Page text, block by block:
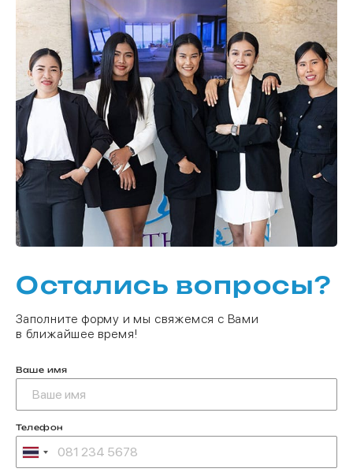
Остались вопросы?
Заполните форму и мы свяжемся с Вами
в ближайшее время!
Ваше имя
Телефон